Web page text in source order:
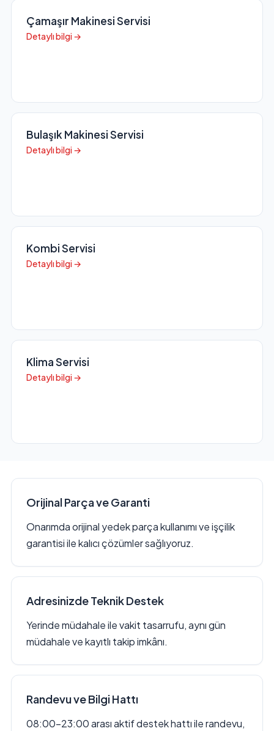
Çamaşır Makinesi Servisi
Detaylı bilgi →
Bulaşık Makinesi Servisi
Detaylı bilgi →
Kombi Servisi
Detaylı bilgi →
Klima Servisi
Detaylı bilgi →
Orijinal Parça ve Garanti
Onarımda orijinal yedek parça kullanımı ve işçilik
garantisi ile kalıcı çözümler sağlıyoruz.
Adresinizde Teknik Destek
Yerinde müdahale ile vakit tasarrufu, aynı gün
müdahale ve kayıtlı takip imkânı.
Randevu ve Bilgi Hattı
08:00–23:00 arası aktif destek hattı ile randevu,